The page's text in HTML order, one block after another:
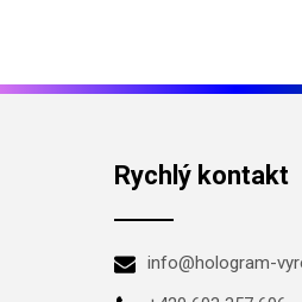
Rychlý kontakt
info@hologram-